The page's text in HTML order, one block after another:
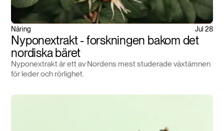
Näring Jul 28
Nyponextrakt - forskningen bakom det
nordiska bäret
Nyponextrakt är ett av Nordens mest studerade växtämnen
för leder och rörlighet.